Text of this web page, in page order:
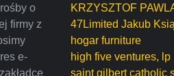
o
firmy z
e-
KRZYSZTOF
47Limited Jakub
hogar furniture
high five ventures, lp
saint gilbert catholic